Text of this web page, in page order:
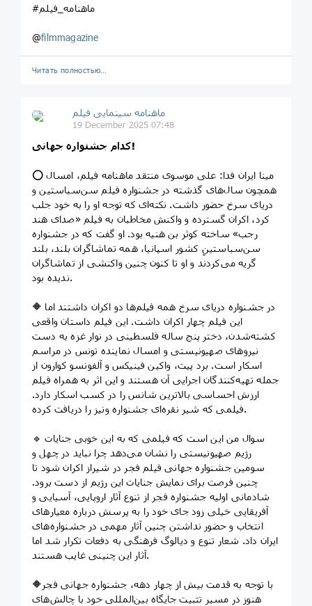
#ماهنامه_فیلم
@filmmagazine
Читать полностью…
ماهنامه سینمایی فیلم
19 December 2025 07:48
کدام جشنواره جهانی!
⭕️ مینا ایران فدا: علی موسوی منتقد ماهنامه فیلم، امسال
همچون سال‌های گذشته در جشنواره فیلم سن‌سباستین و
دریای سرخ حضور داشت. نکته‌ای که توجه او را به خود جلب
کرد، اکران گسترده و واکنش مخاطبان به فیلم «صدای هند
رجب» ساخته کوثر بن هنیه بود. او گفت که در جشنواره
سن‌سباستینِ کشور اسپانیا، همه تماشاگران بلند، بلند
گریه می‌کردند و او تا کنون چنین واکنشی از تماشاگران
ندیده بود.
🔶 در جشنواره دریای سرخ همه فیلم‌ها دو اکران داشتند اما
این فیلم چهار اکران داشت. این فیلم داستان واقعی
کشته‌شدن، دختر پنج ساله فلسطینی در نوار غزه به دست
نیروهای صهیونیستی و امسال نماینده تونس در مراسم
اسکار است. برد پیت، واکین فینیکس و آلفونسو کوارون از
جمله تهیه‌کنندگان اجرایی آن هستند و این اثر به همراه فیلم
ارزش احساسی بالاترین شانس را در کسب اسکار دارد.
فیلمی که شیر نقره‌ای جشنواره ونیز را دریافت کرده.
🔹 سوال من این است که فیلمی که به این خوبی جنایات
رژیم صهیونیستی را نشان می‌دهد چرا نباید در چهل و
سومین جشنواره جهانی فیلم فجر در شیراز اکران شود تا
چنین فرصت برای نمایش جنایات این رژیم از دست برود.
شادمانی اولیه جشنواره فجر از تنوع آثار اروپایی، آسیایی و
آفریقایی خیلی زود جای خود را به پرسش درباره معیارهای
انتخاب و حضور نداشتن چنین آثار مهمی در جشنواره‌های
ایران داد. شعار تنوع و دیالوگ فرهنگی به دفعات تکرار شد اما
آثار این چنینی غایب هستند.
🔶با توجه به قدمت بیش از چهار دهه، جشنواره جهانی فجر
هنوز در مسیر تثبیت جایگاه بین‌المللی خود با چالش‌های